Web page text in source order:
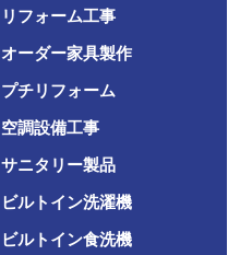
リフォーム工事
オーダー家具製作
プチリフォーム
空調設備工事
サニタリー製品
ビルトイン洗濯機
ビルトイン食洗機